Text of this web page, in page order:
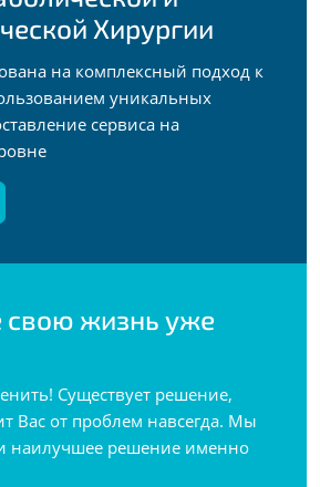
Хирургии
на комплексный подход к
уникальных
сервиса на
свою жизнь уже
Существует решение,
Вас от проблем навсегда. Мы
наилучшее решение именно